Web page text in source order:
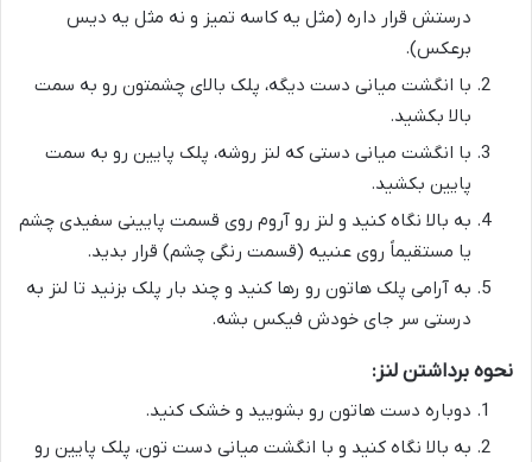
درستش قرار داره (مثل یه کاسه تمیز و نه مثل یه دیس
برعکس).
با انگشت میانی دست دیگه، پلک بالای چشمتون رو به سمت
بالا بکشید.
با انگشت میانی دستی که لنز روشه، پلک پایین رو به سمت
پایین بکشید.
به بالا نگاه کنید و لنز رو آروم روی قسمت پایینی سفیدی چشم
یا مستقیماً روی عنبیه (قسمت رنگی چشم) قرار بدید.
به آرامی پلک هاتون رو رها کنید و چند بار پلک بزنید تا لنز به
درستی سر جای خودش فیکس بشه.
نحوه برداشتن لنز:
دوباره دست هاتون رو بشویید و خشک کنید.
به بالا نگاه کنید و با انگشت میانی دست تون، پلک پایین رو